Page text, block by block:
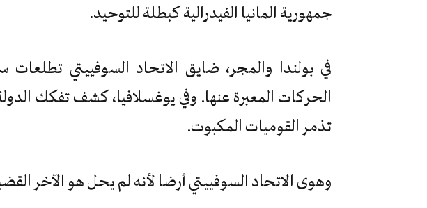
جمهورية المانيا الفيدرالية كبطلة للتوحيد.
في بولندا والمجر، ضايق الاتحاد السوفييتي
الحركات المعبرة عنها. وفي يوغسلافيا، كشف تفكك
تذمر القوميات المكبوت.
وهوى الاتحاد السوفييتي أرضا لأنه لم يحل هو الآخر